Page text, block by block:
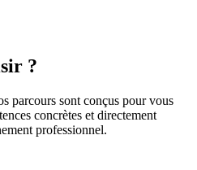
?
parcours sont conçus pour vous
concrètes et directement
professionnel.